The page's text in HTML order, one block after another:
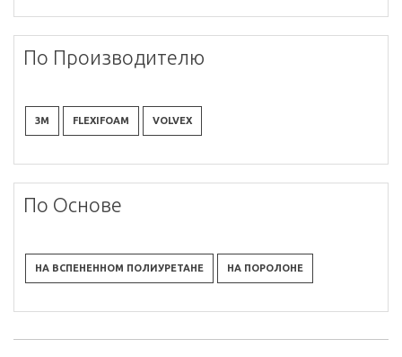
По Производителю
3M FLEXIFOAM VOLVEX
По Основе
НА ВСПЕНЕННОМ ПОЛИУРЕТАНЕ НА ПОРОЛОНЕ